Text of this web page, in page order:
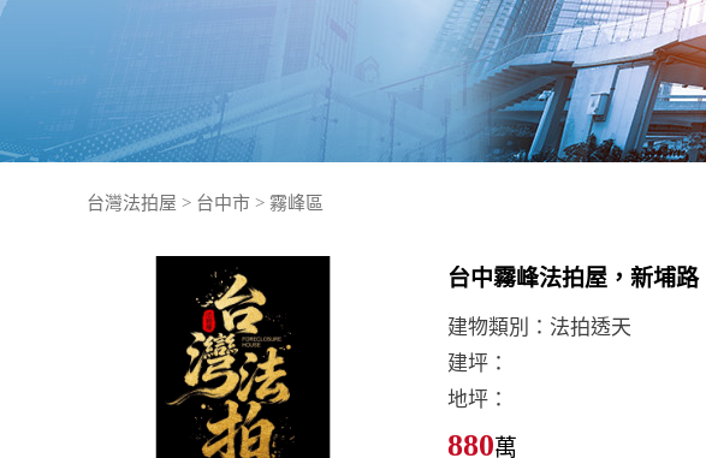
台灣法拍屋 > 台中市 > 霧峰區
建物類別：法拍透天
建坪：
地坪：
880萬